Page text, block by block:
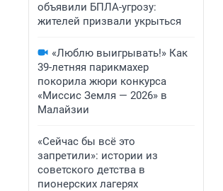
объявили БПЛА-угрозу:
жителей призвали укрыться
«Люблю выигрывать!» Как
39-летняя парикмахер
покорила жюри конкурса
«Миссис Земля — 2026» в
Малайзии
«Сейчас бы всё это
запретили»: истории из
советского детства в
пионерских лагерях